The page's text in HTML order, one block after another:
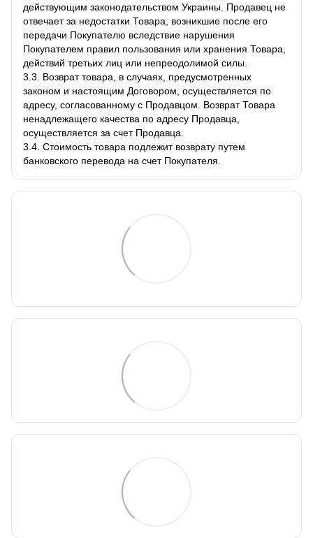
действующим законодательством Украины. Продавец не
отвечает за недостатки Товара, возникшие после его
передачи Покупателю вследствие нарушения
Покупателем правил пользования или хранения Товара,
действий третьих лиц или непреодолимой силы.
3.3. Возврат товара, в случаях, предусмотренных
законом и настоящим Договором, осуществляется по
адресу, согласованному с Продавцом. Возврат Товара
ненадлежащего качества по адресу Продавца,
осуществляется за счет Продавца.
3.4. Стоимость товара подлежит возврату путем
банковского перевода на счет Покупателя.